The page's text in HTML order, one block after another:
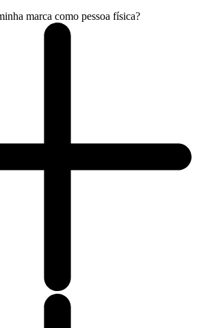
marca como pessoa física?